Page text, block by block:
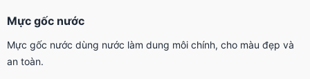
Mực gốc nước
Mực gốc nước dùng nước làm dung môi chính, cho màu đẹp và
an toàn.